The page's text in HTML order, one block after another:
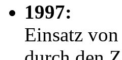
1997:
Einsatz